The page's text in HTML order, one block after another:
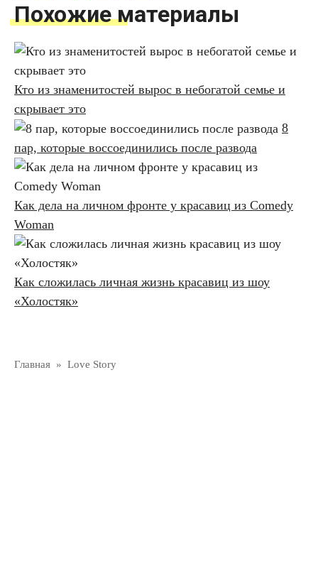
Похожие материалы
Кто из знаменитостей вырос в небогатой семье и
скрывает это
8
пар, которые воссоединились после развода
Как дела на личном фронте у красавиц из Comedy
Woman
Как сложилась личная жизнь красавиц из шоу
«Холостяк»
Главная » Love Story